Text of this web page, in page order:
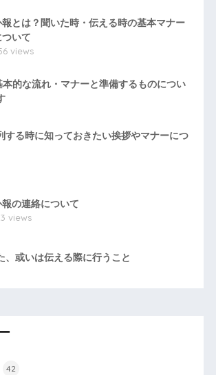
報とは？聞いた時・伝える時の基本マナー
ついて
views
的な流れ・マナーと準備するものについ
する時に知っておきたい挨拶やマナーにつ
報の連絡について
views
、或いは伝える際に行うこと
42